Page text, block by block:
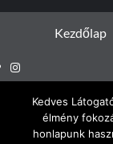
Kezdőlap
Instagram
Kedves
élmény
honlapunk